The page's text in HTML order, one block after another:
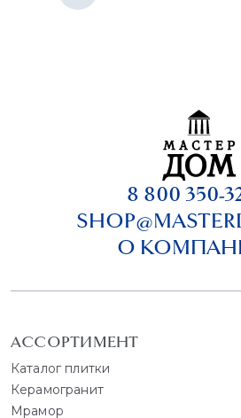
8 800 350-
О
АССОРТИМЕНТ
Каталог плитки
Керамогранит
Мрамор